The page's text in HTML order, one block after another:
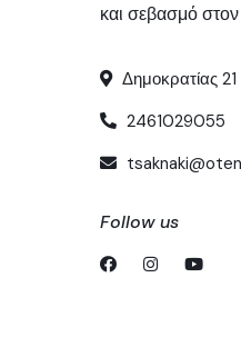
και σεβασμό
Δημοκρατίας
2461029055
Follow us